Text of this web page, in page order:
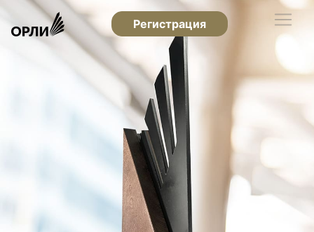
Регистрация